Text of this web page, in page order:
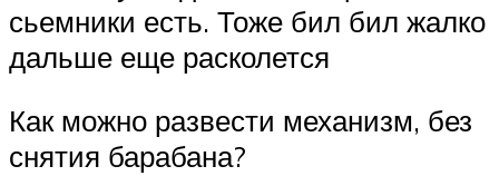
сьемники есть. Тоже бил бил жалко
дальше еще расколется
Как можно развести механизм, без
снятия барабана?